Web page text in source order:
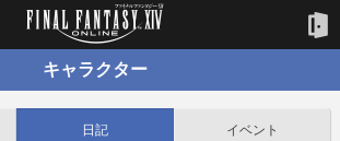
キャラクター
日記 イベント